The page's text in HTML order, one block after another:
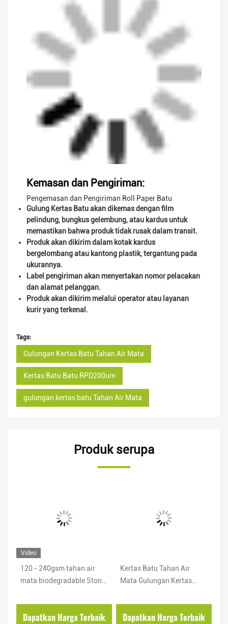
Kemasan dan Pengiriman:
Pengemasan dan Pengiriman Roll Paper Batu
Gulung Kertas Batu akan dikemas dengan film
pelindung, bungkus gelembung, atau kardus untuk
memastikan bahwa produk tidak rusak dalam transit.
Produk akan dikirim dalam kotak kardus
bergelombang atau kantong plastik, tergantung pada
ukurannya.
Label pengiriman akan menyertakan nomor pelacakan
dan alamat pelanggan.
Produk akan dikirim melalui operator atau layanan
kurir yang terkenal.
Tags:
Gulungan Kertas Batu Tahan Air Mata
Kertas Batu Batu RPD200um
gulungan kertas batu Tahan Air Mata
Produk serupa
Video
120 - 240gsm tahan air
mata biodegradable Stone
Notebook
Dapatkan Harga Terbaik
Kertas Batu Tahan Air
Mata Gulungan Kertas
375 - 600gsm Untuk Kotak
Dapatkan Harga Terbaik